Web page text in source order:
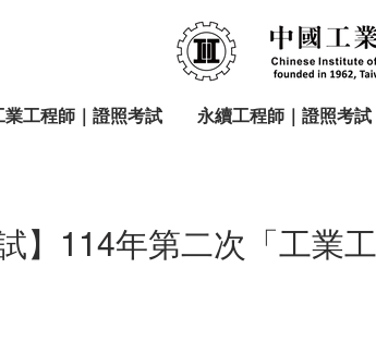
業工程師｜證照考試 永續工程師｜證照考試
試】114年第二次「工業